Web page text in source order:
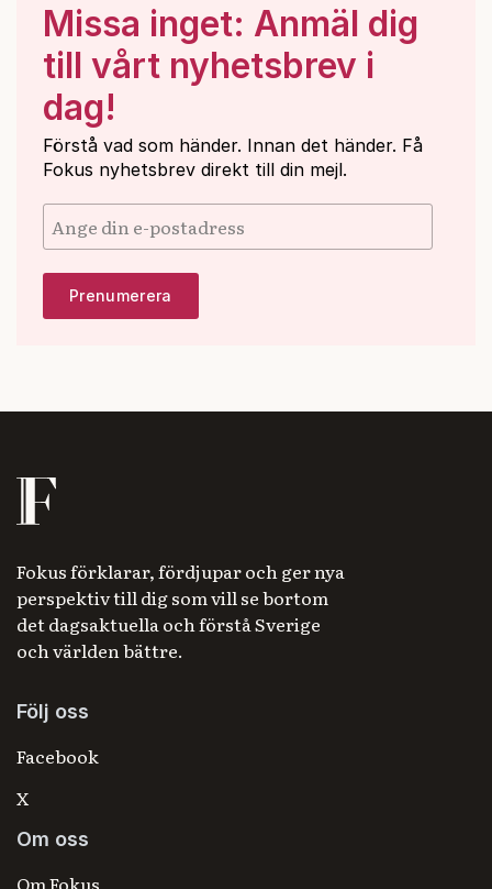
Missa inget: Anmäl dig
till vårt nyhetsbrev i
dag!
Förstå vad som händer. Innan det händer. Få
Fokus nyhetsbrev direkt till din mejl.
Fokus förklarar, fördjupar och ger nya
perspektiv till dig som vill se bortom
det dagsaktuella och förstå Sverige
och världen bättre.
Följ oss
Facebook
X
Om oss
Om Fokus